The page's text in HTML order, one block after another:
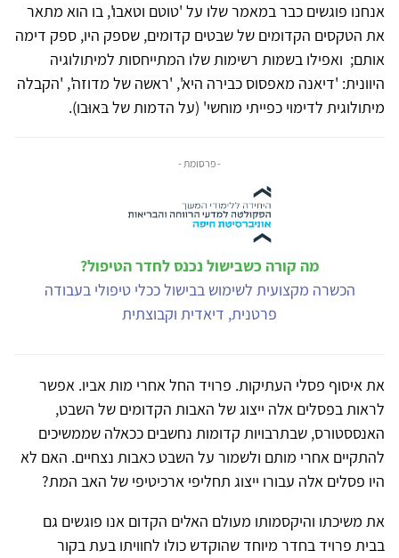
אנחנו פוגשים כבר במאמר שלו על 'טוטם וטאבו', בו הוא מתאר
את הטקסים הקדומים של שבטים קדומים, שספק היו, ספק דימה
אותם; ואפילו בשמות רשימות שלו המתייחסות למיתולוגיה
היוונית: 'דיאנה מאפסוס כבירה היא', 'ראשה של מדוזה', 'הקבלה
מיתולוגית לדימוי כפייתי מוחשי' (על הדמות של בּאוּבו).
- פרסומת -
מה קורה כשבישול נכנס לחדר הטיפול?
הכשרה מקצועית לשימוש בבישול ככלי טיפולי בעבודה
פרטנית, דיאדית וקבוצתית
את איסוף פסלי העתיקות. פרויד החל אחרי מות אביו. אפשר
לראות בפסלים אלה ייצוג של האבות הקדומים של השבט,
האנססטורס, שבתרבויות קדומות נחשבים ככאלה שממשיכים
להתקיים אחרי מותם ולשמור על השבט כאבות נצחיים. האם לא
היו פסלים אלה עבורו ייצוג תחליפי ארכיטיפי של האב המת?
את משיכתו והיקסמותו מעולם האלים הקדום אנו פוגשים גם
בבית פרויד בחדר מיוחד שהוקדש כולו לחוויתו בעת בקור